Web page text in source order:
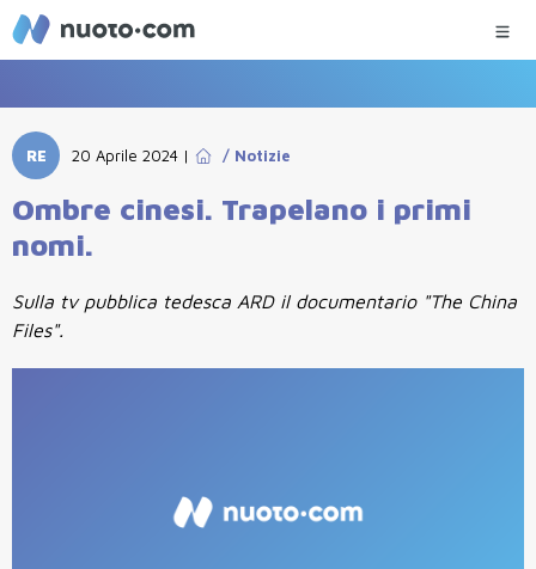
RE 20 Aprile 2024 | / Notizie
Ombre cinesi. Trapelano i primi
nomi.
Sulla tv pubblica tedesca ARD il documentario "The China
Files".